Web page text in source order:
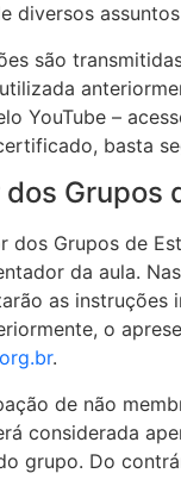
diversos
são
YouTube –
basta
Grupos
dos Grupos de
da aula.
as
o
.
de não
considerada
grupo. Do